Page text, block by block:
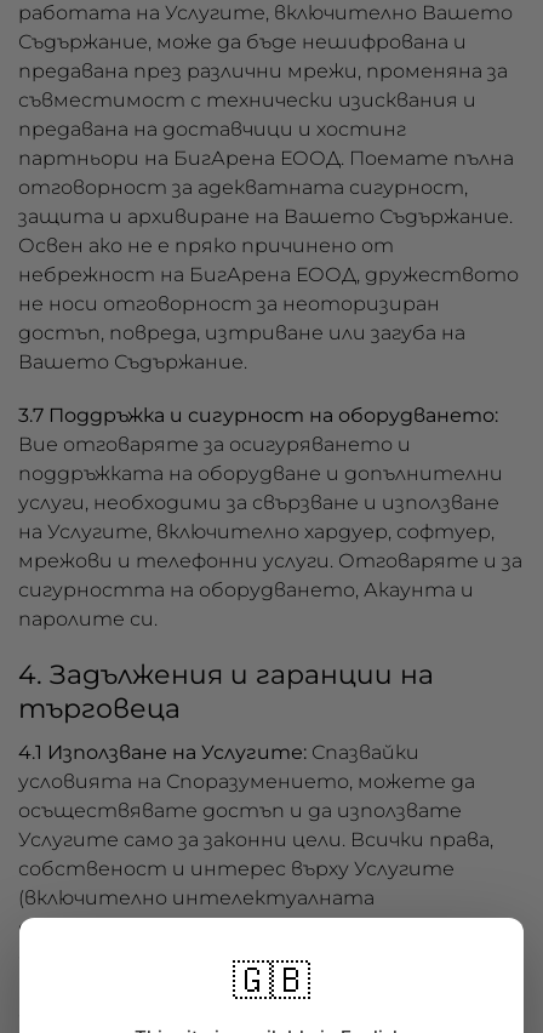
работата на Услугите, включително Вашето
Съдържание, може да бъде нешифрована и
предавана през различни мрежи, променяна за
съвместимост с технически изисквания и
предавана на доставчици и хостинг
партньори на БигАрена ЕООД. Поемате пълна
отговорност за адекватната сигурност,
защита и архивиране на Вашето Съдържание.
Освен ако не е пряко причинено от
небрежност на БигАрена ЕООД, дружеството
не носи отговорност за неоторизиран
достъп, повреда, изтриване или загуба на
Вашето Съдържание.
3.7 Поддръжка и сигурност на оборудването:
Вие отговаряте за осигуряването и
поддръжката на оборудване и допълнителни
услуги, необходими за свързване и използване
на Услугите, включително хардуер, софтуер,
мрежови и телефонни услуги. Отговаряте и за
сигурността на оборудването, Акаунта и
паролите си.
4. Задължения и гаранции на
търговеца
4.1 Използване на Услугите: Спазвайки
условията на Споразумението, можете да
осъществявате достъп и да използвате
Услугите само за законни цели. Всички права,
собственост и интерес върху Услугите
(включително интелектуалната
собственост) остават изключително
собственост на БигАрена ЕООД. Нямате
право: (а) да преотстъпвате, препродавате,
🇬🇧